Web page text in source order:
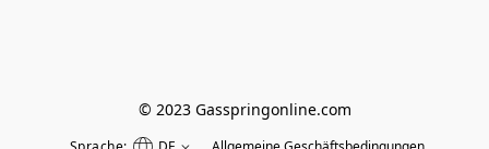
© 2023 Gasspringonline.com